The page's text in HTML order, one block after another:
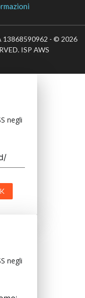
13868590962 - © 2026
ISP AWS
negli
negli